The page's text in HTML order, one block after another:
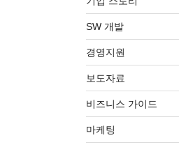
SW 개발
경영지원
보도자료
비즈니스 가이드
마케팅